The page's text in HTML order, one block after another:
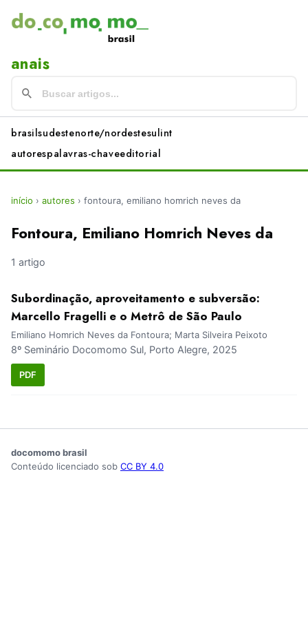
anais
brasilsudestenorte/nordestesulint
autorespalavras-chaveeditorial
início › autores › fontoura, emiliano homrich neves da
Fontoura, Emiliano Homrich Neves da
1 artigo
Subordinação, aproveitamento e subversão:
Marcello Fragelli e o Metrô de São Paulo
Emiliano Homrich Neves da Fontoura; Marta Silveira Peixoto
8º Seminário Docomomo Sul, Porto Alegre, 2025
PDF
docomomo brasil
Conteúdo licenciado sob CC BY 4.0